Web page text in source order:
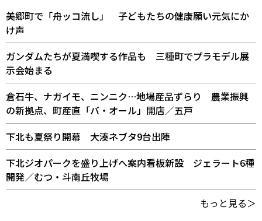
美郷町で「舟ッコ流し」 子どもたちの健康願い元気にか
け声
ガンダムたちが夏満喫する作品も 三種町でプラモデル展
示会始まる
倉石牛、ナガイモ、ニンニク…地場産品ずらり 農業振興
の新拠点、町産直「バ・オール」開店／五戸
下北も夏祭り開幕 大湊ネブタ9台出陣
下北ジオパークを盛り上げへ案内看板新設 ジェラート6種
開発／むつ・斗南丘牧場
もっと見る＞